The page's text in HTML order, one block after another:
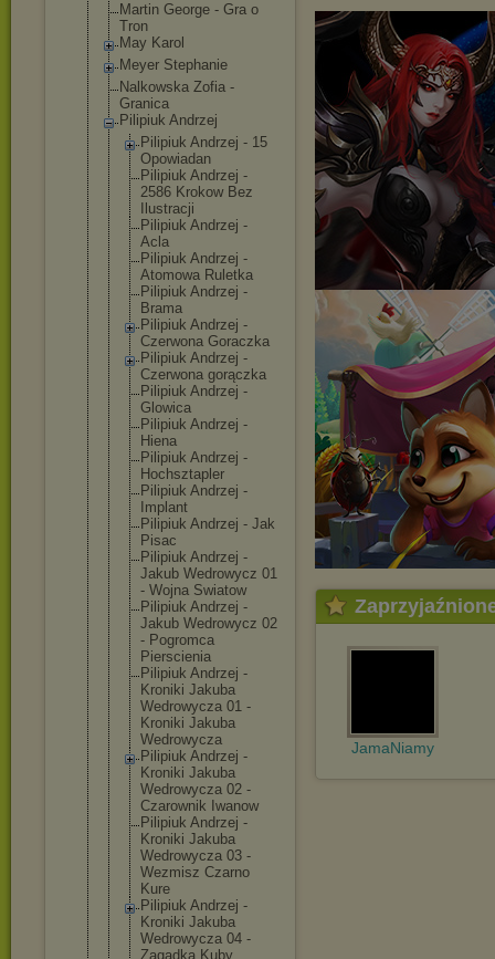
Martin George - Gra o
Tron
May Karol
Meyer Stephanie
Nalkowska Zofia -
Granica
Pilipiuk Andrzej
Pilipiuk Andrzej - 15
Opowiadan
Pilipiuk Andrzej -
2586 Krokow Bez
Ilustracji
Pilipiuk Andrzej -
Acla
Pilipiuk Andrzej -
Atomowa Ruletka
Pilipiuk Andrzej -
Brama
Pilipiuk Andrzej -
Czerwona Goraczka
Pilipiuk Andrzej -
Czerwona gorączka
Pilipiuk Andrzej -
Glowica
Pilipiuk Andrzej -
Hiena
Pilipiuk Andrzej -
Hochsztapler
Pilipiuk Andrzej -
Implant
Pilipiuk Andrzej - Jak
Pisac
Pilipiuk Andrzej -
Jakub Wedrowycz 01
- Wojna Swiatow
Pilipiuk Andrzej -
Jakub Wedrowycz 02
- Pogromca
Pierscienia
Pilipiuk Andrzej -
Kroniki Jakuba
Wedrowycza 01 -
Kroniki Jakuba
Wedrowycza
Pilipiuk Andrzej -
Kroniki Jakuba
Wedrowycza 02 -
Czarownik Iwanow
Pilipiuk Andrzej -
Kroniki Jakuba
Wedrowycza 03 -
Wezmisz Czarno
Kure
Pilipiuk Andrzej -
Kroniki Jakuba
Wedrowycza 04 -
Zagadka Kuby
JamaNiamy